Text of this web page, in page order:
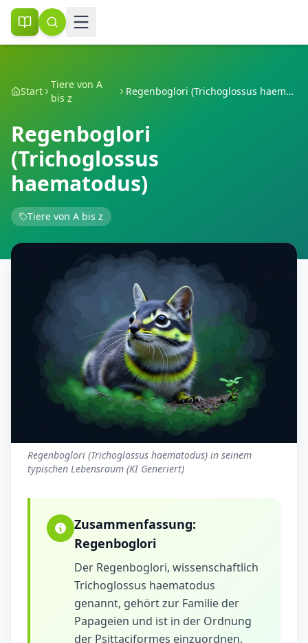
Start
Tiere von A
bis z
Regenboglori (Trichoglossus haematodus)
Regenboglori
(Trichoglossus
haematodus)
Tiere von A bis z
Regenboglori (Trichoglossus haematodus) in seinem
typischen Lebensraum (KI Generiert)
Zusammenfassung:
Regenboglori
Der Regenboglori, wissenschaftlich
Trichoglossus haematodus
genannt, gehört zur Familie der
Papageien und ist in der Ordnung
der Psittaciformes einzuordnen.